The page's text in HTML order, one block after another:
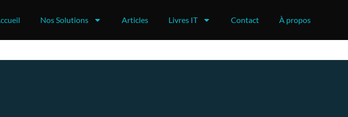
Nos Solutions Articles Livres IT Contact À propos